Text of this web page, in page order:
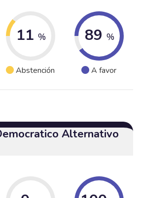
11 %
Abstención
89 %
A favor
Alternativo